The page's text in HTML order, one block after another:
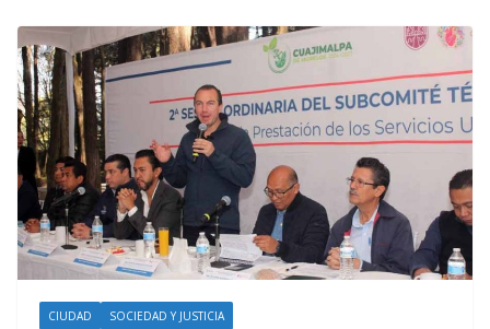
CIUDAD SOCIEDAD Y JUSTICIA